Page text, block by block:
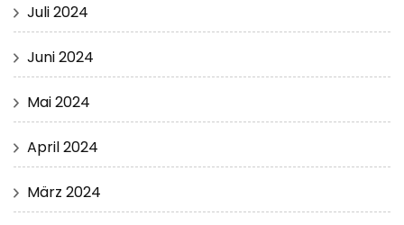
Juli 2024
Juni 2024
Mai 2024
April 2024
März 2024